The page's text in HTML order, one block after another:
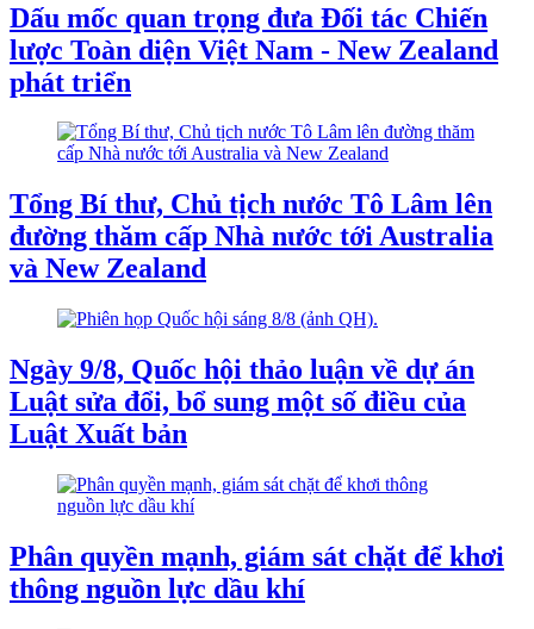
Dấu mốc quan trọng đưa Đối tác Chiến
lược Toàn diện Việt Nam - New Zealand
phát triển
Tổng Bí thư, Chủ tịch nước Tô Lâm lên
đường thăm cấp Nhà nước tới Australia
và New Zealand
Ngày 9/8, Quốc hội thảo luận về dự án
Luật sửa đổi, bổ sung một số điều của
Luật Xuất bản
Phân quyền mạnh, giám sát chặt để khơi
thông nguồn lực dầu khí